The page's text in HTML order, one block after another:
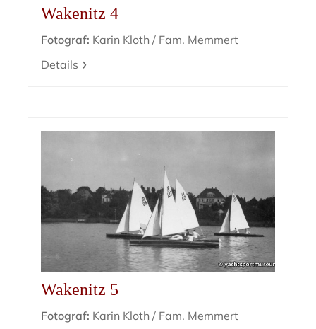
Wakenitz 4
Fotograf: Karin Kloth / Fam. Memmert
Details
Wakenitz 5
Fotograf: Karin Kloth / Fam. Memmert